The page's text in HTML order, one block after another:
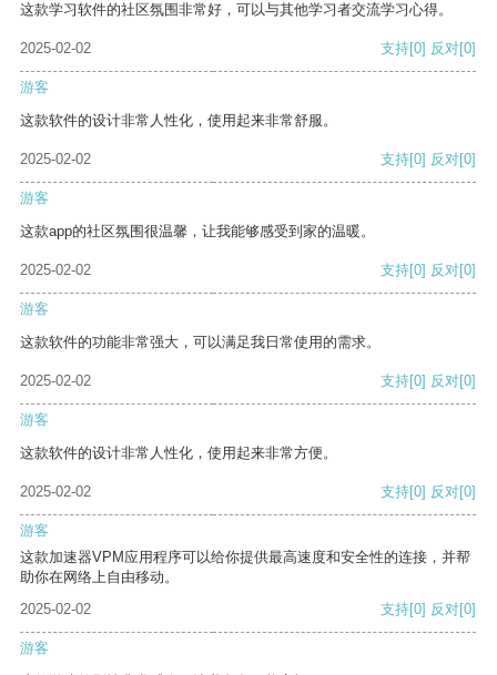
这款学习软件的社区氛围非常好，可以与其他学习者交流学习心得。
2025-02-02 支持[0] 反对[0]
游客
这款软件的设计非常人性化，使用起来非常舒服。
2025-02-02 支持[0] 反对[0]
游客
这款app的社区氛围很温馨，让我能够感受到家的温暖。
2025-02-02 支持[0] 反对[0]
游客
这款软件的功能非常强大，可以满足我日常使用的需求。
2025-02-02 支持[0] 反对[0]
游客
这款软件的设计非常人性化，使用起来非常方便。
2025-02-02 支持[0] 反对[0]
游客
这款加速器VPM应用程序可以给你提供最高速度和安全性的连接，并帮
助你在网络上自由移动。
2025-02-02
支持[0] 反对[0]
游客